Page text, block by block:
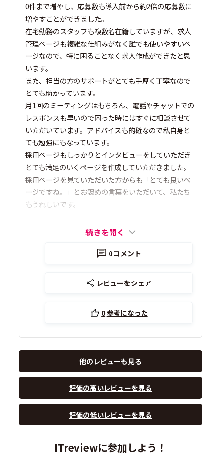
0件まで増やし、応募数も導入前から約2倍の応募数に
増やすことができました。
在宅勤務のスタッフも複数名在籍していますが、求人
管理ページも複雑な仕組みがなく誰でも使いやすいペ
ージなので、特に困ることなく求人作成ができたと思
います。
また、担当の方のサポートがとても手厚く丁寧なので
とても助かっています。
月1回のミーティングはもちろん、電話やチャットでの
レスポンスも早いので困った時にはすぐに相談させて
いただいています。アドバイスも的確なので私自身と
ても勉強にもなっています。
採用ページもしっかりとインタビューをしていただき
とても満足のいくページを作成していただきました。
採用ページを見ていただいた方からも「とても良いペ
ージですね。」とお褒めの言葉をいただいて、私たち
もうれしいです。
続きを開く
0コメント
レビューをシェア
0参考になった
他のレビューも見る
評価の高いレビューを見る
評価の低いレビューを見る
ITreviewに参加しよう！